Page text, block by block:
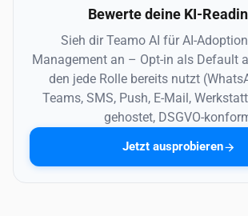
Bewerte deine KI-
Sieh dir Teamo AI für AI-
Management an – Opt-in als Default
den jede Rolle bereits nutzt
Teams, SMS, Push, E-Mail,
gehostet, DSGVO-
Jetzt ausprobieren